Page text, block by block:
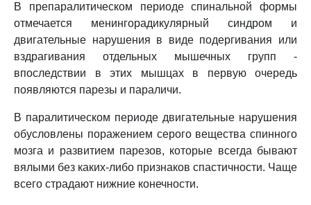
В препаралитическом периоде спинальной формы
отмечается менингорадикулярный синдром и
двигательные нарушения в виде подергивания или
вздрагивания отдельных мышечных групп -
впоследствии в этих мышцах в первую очередь
появляются парезы и параличи.
В паралитическом периоде двигательные нарушения
обусловлены поражением серого вещества спинного
мозга и развитием парезов, которые всегда бывают
вялыми без каких-либо признаков спастичности. Чаще
всего страдают нижние конечности.